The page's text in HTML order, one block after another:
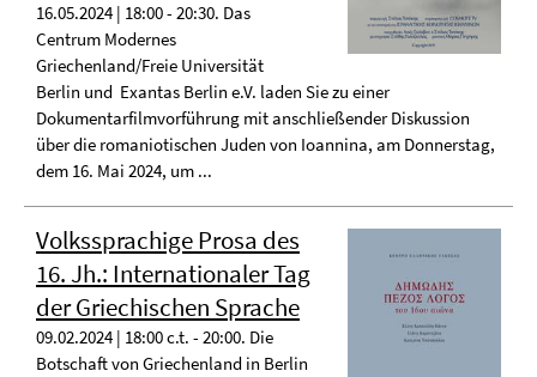
16.05.2024 | 18:00 - 20:30. Das
Centrum Modernes
Griechenland/Freie Universität
Berlin und Exantas Berlin e.V. laden Sie zu einer
Dokumentarfilmvorführung mit anschließender Diskussion
über die romaniotischen Juden von Ioannina, am Donnerstag,
dem 16. Mai 2024, um ...
Volkssprachige Prosa des
16. Jh.: Internationaler Tag
der Griechischen Sprache
09.02.2024 | 18:00 c.t. - 20:00. Die
Botschaft von Griechenland in Berlin